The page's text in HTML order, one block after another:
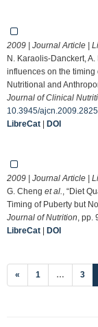
2009 | Journal Article |
N. Karaolis-Danckert,
influences on the timing
Nutritional and
Journal of Clinical
10.3945/
LibreCat | DOI
2009 | Journal Article |
G. Cheng et al.
, “Diet
Timing of Puberty but
Journal of Nutrition ,
LibreCat | DOI
« 1 … 3